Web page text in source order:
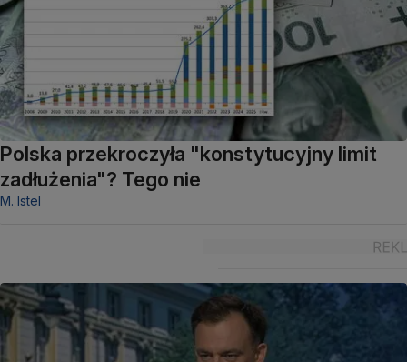
Polska przekroczyła "konstytucyjny limit
zadłużenia"? Tego nie
M. Istel